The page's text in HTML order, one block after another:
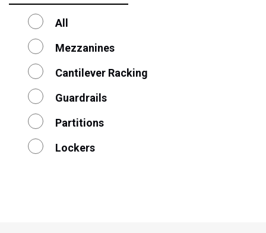
All
Mezzanines
Cantilever Racking
Guardrails
Partitions
Lockers